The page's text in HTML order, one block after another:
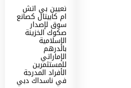
تعيين بي اتش
ام كابيتال كصانع
سوق لإصدار
صكوك الخزينة
الإسلامية
بالدرهم
الإماراتي
للمستثمرين
الأفراد المدرجة
في ناسداك دبي